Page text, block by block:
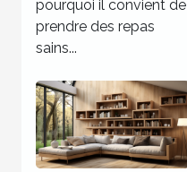
pourquoi il convient de
prendre des repas
sains...